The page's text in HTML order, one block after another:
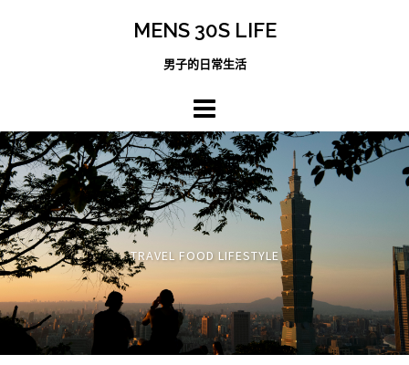
MENS 30S LIFE
男子的日常生活
TRAVEL FOOD LIFESTYLE